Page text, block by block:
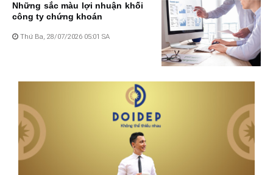
Những sắc màu lợi nhuận khối
công ty chứng khoán
Thứ Ba, 28/07/2026 05:01 SA